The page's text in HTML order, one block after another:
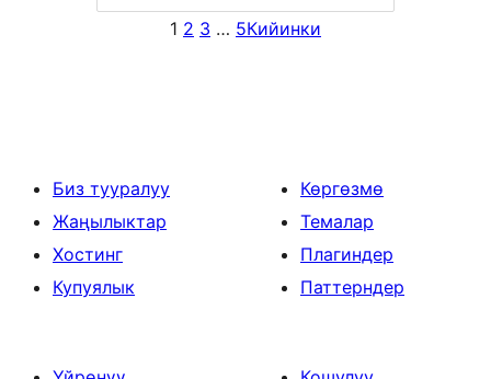
1 2 3 … 5Кийинки
Биз тууралуу
Жаңылыктар
Хостинг
Купуялык
Көргөзмө
Темалар
Плагиндер
Паттерндер